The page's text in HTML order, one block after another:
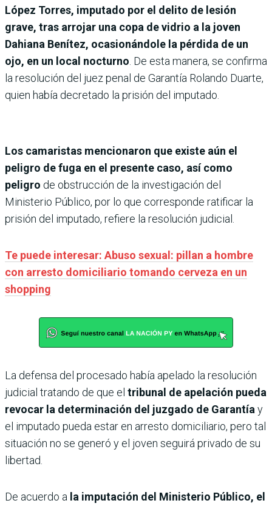
López Torres, imputado por el delito de lesión
grave, tras arrojar una copa de vidrio a la joven
Dahiana Benítez, ocasionándole la pérdida de un
ojo, en un local nocturno . De esta manera, se confirma
la resolución del juez penal de Garantía Rolando Duarte,
quien había decretado la prisión del imputado.
Los camaristas mencionaron que existe aún el
peligro de fuga en el presente caso, así como
peligro de obstrucción de la investigación del
Ministerio Público, por lo que corresponde ratificar la
prisión del imputado, refiere la resolución judicial.
Te puede interesar: Abuso sexual: pillan a hombre
con arresto domiciliario tomando cerveza en un
shopping
La defensa del procesado había apelado la resolución
judicial tratando de que el tribunal de apelación pueda
revocar la determinación del juzgado de Garantía y
el imputado pueda estar en arresto domiciliario, pero tal
situación no se generó y el joven seguirá privado de su
libertad.
De acuerdo a la imputación del Ministerio Público, el